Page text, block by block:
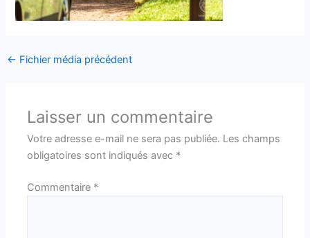
← Fichier média précédent
Laisser un commentaire
Votre adresse e-mail ne sera pas publiée. Les champs
obligatoires sont indiqués avec *
Commentaire *